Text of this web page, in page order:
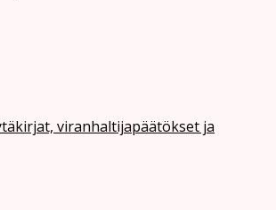
viranhaltijapäätökset ja